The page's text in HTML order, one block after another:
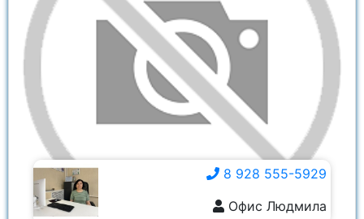
8 928 555-5929
Офис Людмила